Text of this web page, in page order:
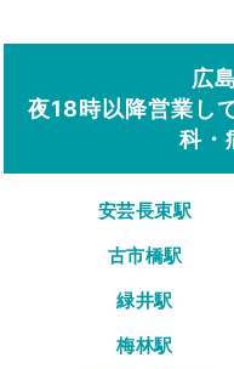
広
夜18時以降営業し
科・
安芸長束駅
古市橋駅
緑井駅
梅林駅